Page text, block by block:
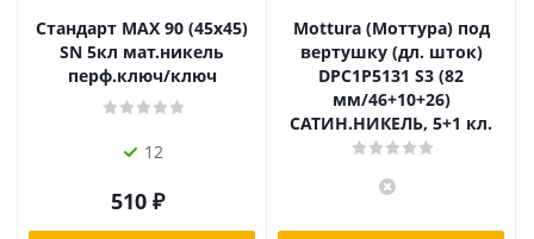
Стандарт MAX 90 (45х45)
SN 5кл мат.никель
перф.ключ/ключ
12
510 ₽
Mottura (Моттура) под
вертушку (дл. шток)
DPC1P5131 S3 (82
мм/46+10+26)
САТИН.НИКЕЛЬ, 5+1 кл.